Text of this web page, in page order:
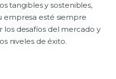
tangibles y sostenibles,
empresa esté siempre
los desafíos del mercado y
niveles de éxito.